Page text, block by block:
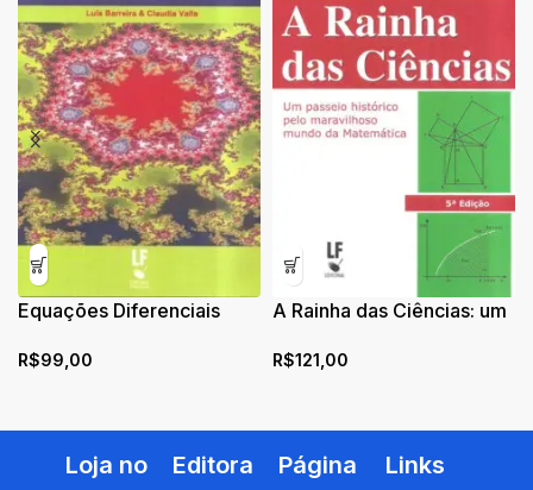
Equações Diferenciais
Qualitativa
R$99,00
A Rainha das Ciências: um
maravilhoso mundo da
R$121,00
Loja no
Editora Página Links